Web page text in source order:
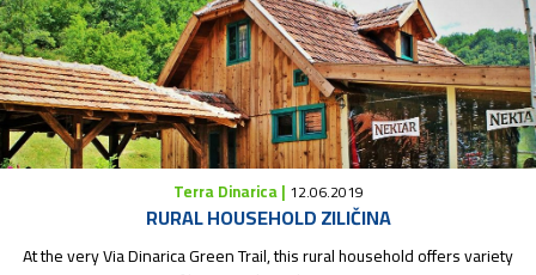
Terra Dinarica | 12.06.2019
RURAL HOUSEHOLD ZILIČINA
At the very Via Dinarica Green Trail, this rural household offers variety